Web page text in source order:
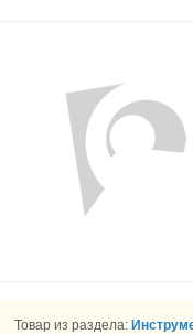
Товар из раздела: